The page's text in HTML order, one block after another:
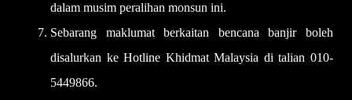
dalam musim peralihan monsun ini.
Sebarang maklumat berkaitan bencana banjir boleh
disalurkan ke Hotline Khidmat Malaysia di talian 010-
5449866.